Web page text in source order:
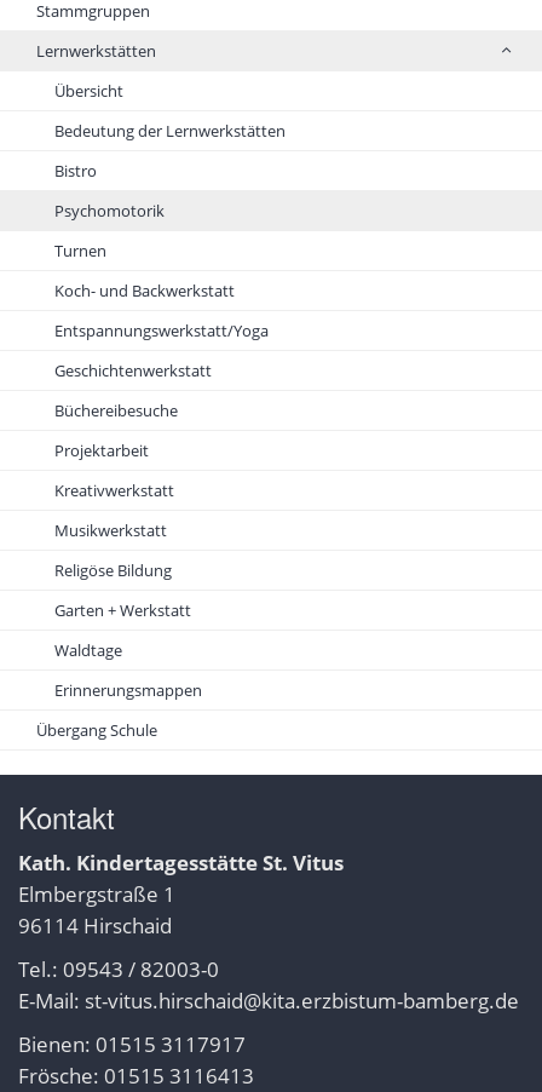
Stammgruppen
Lernwerkstätten
Übersicht
Bedeutung der Lernwerkstätten
Bistro
Psychomotorik
Turnen
Koch- und Backwerkstatt
Entspannungswerkstatt/Yoga
Geschichtenwerkstatt
Büchereibesuche
Projektarbeit
Kreativwerkstatt
Musikwerkstatt
Religöse Bildung
Garten + Werkstatt
Waldtage
Erinnerungsmappen
Übergang Schule
Kontakt
Kath. Kindertagesstätte St. Vitus
Elmbergstraße 1
96114 Hirschaid
Tel.: 09543 / 82003-0
E-Mail: st-vitus.hirschaid@kita.erzbistum-bamberg.de
Bienen: 01515 3117917
Frösche: 01515 3116413